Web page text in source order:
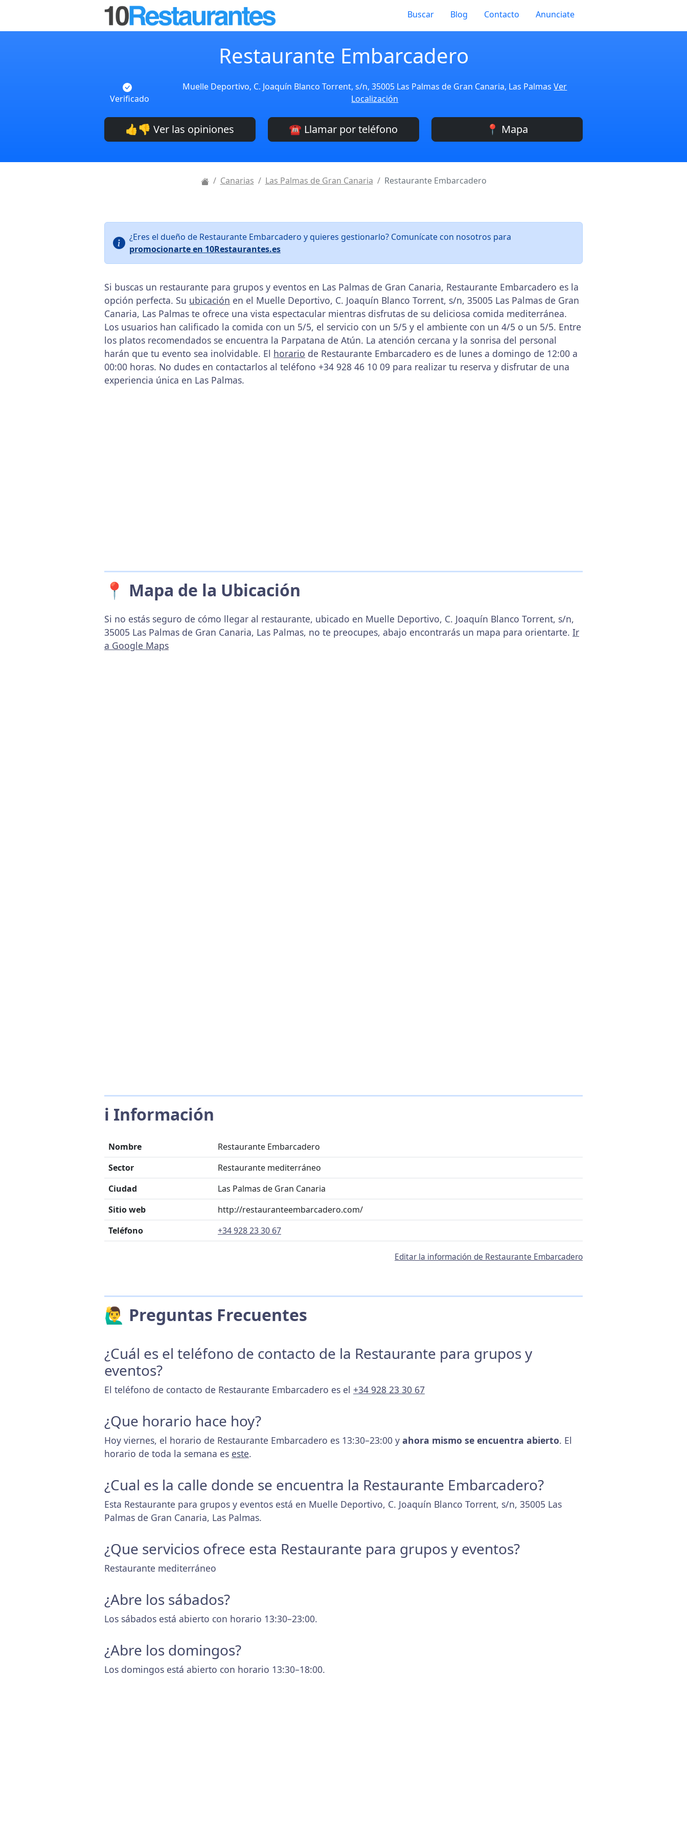
Buscar Blog Contacto Anunciate
Restaurante Embarcadero
Verificado
Muelle Deportivo, C. Joaquín Blanco Torrent, s/n, 35005 Las Palmas de Gran Canaria, Las PalmasVer
Localización
👍👎 Ver las opiniones ☎️ Llamar por teléfono 📍 Mapa
Canarias Las Palmas de Gran Canaria Restaurante Embarcadero
¿Eres el dueño de Restaurante Embarcadero y quieres gestionarlo? Comunícate con nosotros para
promocionarte en 10Restaurantes.es
Si buscas un restaurante para grupos y eventos en Las Palmas de Gran Canaria, Restaurante Embarcadero es la
opción perfecta. Su ubicación en el Muelle Deportivo, C. Joaquín Blanco Torrent, s/n, 35005 Las Palmas de Gran
Canaria, Las Palmas te ofrece una vista espectacular mientras disfrutas de su deliciosa comida mediterránea.
Los usuarios han calificado la comida con un 5/5, el servicio con un 5/5 y el ambiente con un 4/5 o un 5/5. Entre
los platos recomendados se encuentra la Parpatana de Atún. La atención cercana y la sonrisa del personal
harán que tu evento sea inolvidable. El horario de Restaurante Embarcadero es de lunes a domingo de 12:00 a
00:00 horas. No dudes en contactarlos al teléfono +34 928 46 10 09 para realizar tu reserva y disfrutar de una
experiencia única en Las Palmas.
📍 Mapa de la Ubicación
Si no estás seguro de cómo llegar al restaurante, ubicado en Muelle Deportivo, C. Joaquín Blanco Torrent, s/n,
35005 Las Palmas de Gran Canaria, Las Palmas, no te preocupes, abajo encontrarás un mapa para orientarte. Ir
a Google Maps
ℹ️ Información
Nombre
Restaurante Embarcadero
Sector
Restaurante mediterráneo
Ciudad
Las Palmas de Gran Canaria
Sitio web
http://restauranteembarcadero.com/
Teléfono
+34 928 23 30 67
Editar la información de Restaurante Embarcadero
🙋‍♂️ Preguntas Frecuentes
¿Cuál es el teléfono de contacto de la Restaurante para grupos y
eventos?
El teléfono de contacto de Restaurante Embarcadero es el +34 928 23 30 67
¿Que horario hace hoy?
Hoy viernes, el horario de Restaurante Embarcadero es 13:30–23:00 y ahora mismo se encuentra abierto. El
horario de toda la semana es este.
¿Cual es la calle donde se encuentra la Restaurante Embarcadero?
Esta Restaurante para grupos y eventos está en Muelle Deportivo, C. Joaquín Blanco Torrent, s/n, 35005 Las
Palmas de Gran Canaria, Las Palmas.
¿Que servicios ofrece esta Restaurante para grupos y eventos?
Restaurante mediterráneo
¿Abre los sábados?
Los sábados está abierto con horario 13:30–23:00.
¿Abre los domingos?
Los domingos está abierto con horario 13:30–18:00.